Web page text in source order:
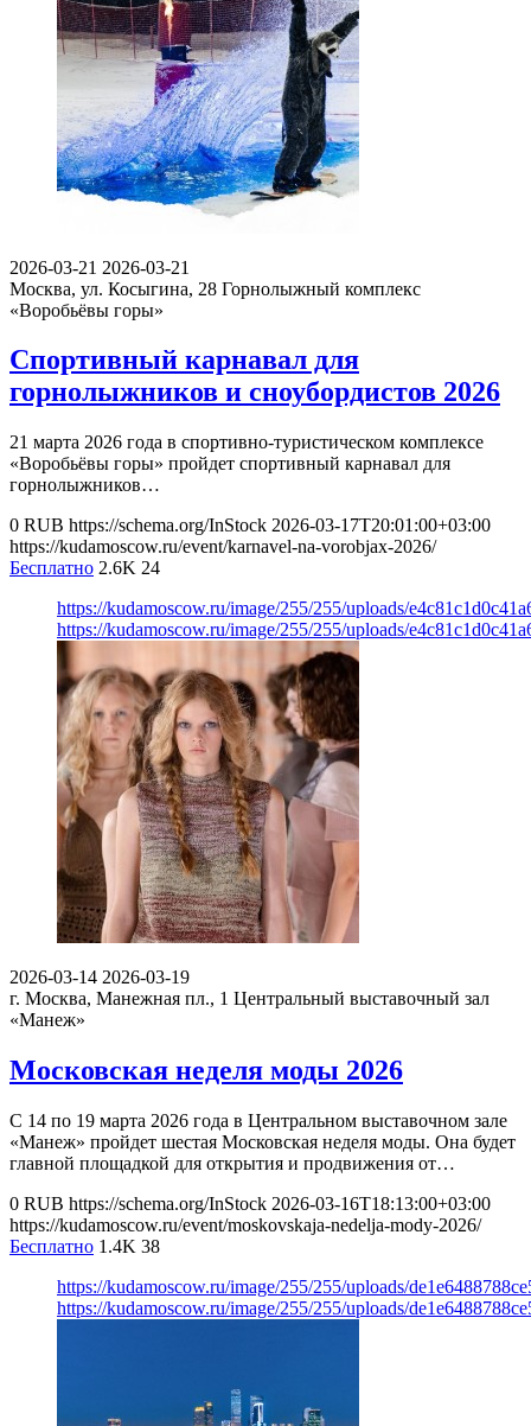
2026-03-21 2026-03-21
Москва, ул. Косыгина, 28 Горнолыжный комплекс
«Воробьёвы горы»
Спортивный карнавал для
горнолыжников и сноубордистов 2026
21 марта 2026 года в спортивно-туристическом комплексе
«Воробьёвы горы» пройдет спортивный карнавал для
горнолыжников…
0 RUB https://schema.org/InStock 2026-03-17T20:01:00+03:00
https://kudamoscow.ru/event/karnavel-na-vorobjax-2026/
Бесплатно 2.6K 24
https://kudamoscow.ru/image/255/255/uploads/
https://kudamoscow.ru/image/255/255/uploads/
2026-03-14 2026-03-19
г. Москва, Манежная пл., 1 Центральный выставочный зал
«Манеж»
Московская неделя моды 2026
С 14 по 19 марта 2026 года в Центральном выставочном зале
«Манеж» пройдет шестая Московская неделя моды. Она будет
главной площадкой для открытия и продвижения от…
0 RUB https://schema.org/InStock 2026-03-16T18:13:00+03:00
https://kudamoscow.ru/event/moskovskaja-nedelja-mody-2026/
Бесплатно 1.4K 38
https://kudamoscow.ru/image/255/255/uploads/
https://kudamoscow.ru/image/255/255/uploads/